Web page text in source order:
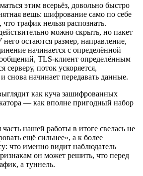
этим всерьёз, довольно быстро
вещь: шифрование само по себе
трафик нельзя распознать.
можно скрыть, но пакет
него остаются размер, направление,
начинается с определённой
TLS-клиент определённым
серверу, поток ускоряется,
снова начинает передавать данные.
как куча зашифрованных
— как вполне пригодный набор
нашей работы в итоге свелась не
ещё сильнее», а к более
что именно видит наблюдатель
он может решить, что перед
а туннель.